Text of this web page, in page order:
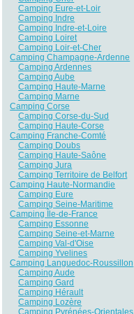
Camping Eure-et-Loir
Camping Indre
Camping Indre-et-Loire
Camping Loiret
Camping Loir-et-Cher
Camping Champagne-Ardenne
Camping Ardennes
Camping Aube
Camping Haute-Marne
Camping Marne
Camping Corse
Camping Corse-du-Sud
Camping Haute-Corse
Camping Franche-Comté
Camping Doubs
Camping Haute-Saône
Camping Jura
Camping Territoire de Belfort
Camping Haute-Normandie
Camping Eure
Camping Seine-Maritime
Camping Île-de-France
Camping Essonne
Camping Seine-et-Marne
Camping Val-d'Oise
Camping Yvelines
Camping Languedoc-Roussillon
Camping Aude
Camping Gard
Camping Hérault
Camping Lozère
Camping Pyrénées-Orientales